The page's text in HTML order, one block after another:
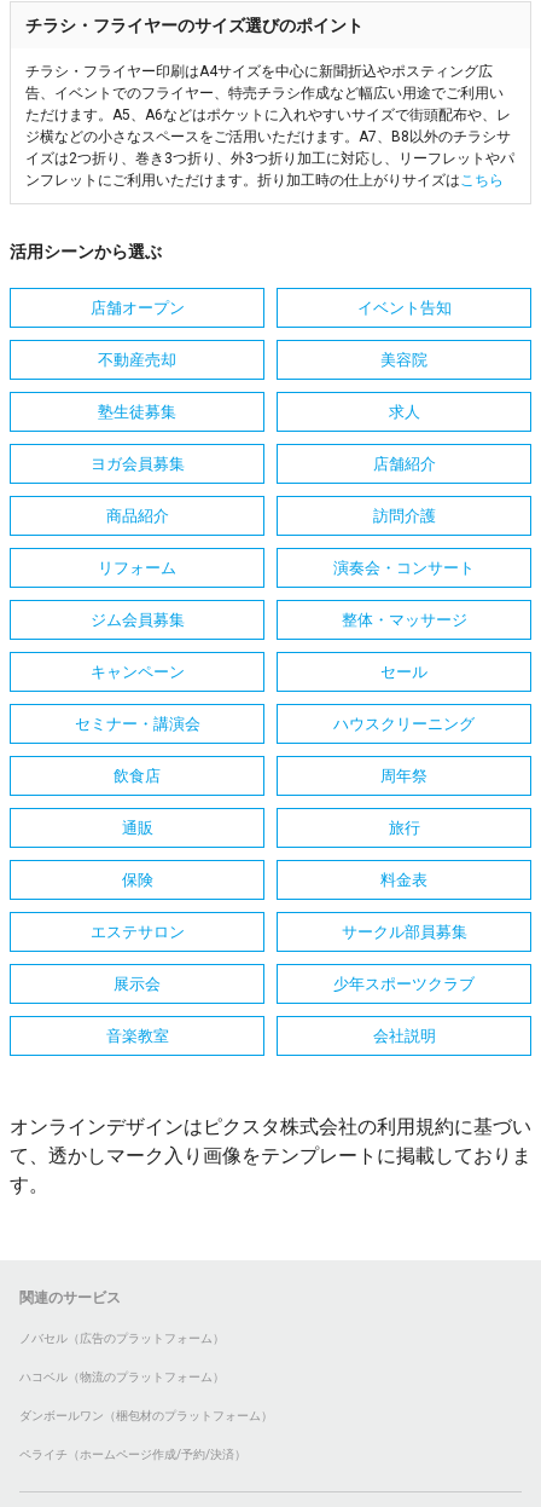
チラシ・フライヤーのサイズ選びのポイント
チラシ・フライヤー印刷はA4サイズを中心に新聞折込やポスティング広
告、イベントでのフライヤー、特売チラシ作成など幅広い用途でご利用い
ただけます。A5、A6などはポケットに入れやすいサイズで街頭配布や、レ
ジ横などの小さなスペースをご活用いただけます。A7、B8以外のチラシサ
イズは2つ折り、巻き3つ折り、外3つ折り加工に対応し、リーフレットやパ
ンフレットにご利用いただけます。折り加工時の仕上がりサイズはこちら
活用シーンから選ぶ
店舗オープン イベント告知
不動産売却 美容院
塾生徒募集 求人
ヨガ会員募集 店舗紹介
商品紹介 訪問介護
リフォーム 演奏会・コンサート
ジム会員募集 整体・マッサージ
キャンペーン セール
セミナー・講演会 ハウスクリーニング
飲食店 周年祭
通販 旅行
保険 料金表
エステサロン サークル部員募集
展示会 少年スポーツクラブ
音楽教室 会社説明
オンラインデザインはピクスタ株式会社の利用規約に基づい
て、透かしマーク入り画像をテンプレートに掲載しておりま
す。
関連のサービス
ノバセル（広告のプラットフォーム）
ハコベル（物流のプラットフォーム）
ダンボールワン（梱包材のプラットフォーム）
ペライチ（ホームページ作成/予約/決済）